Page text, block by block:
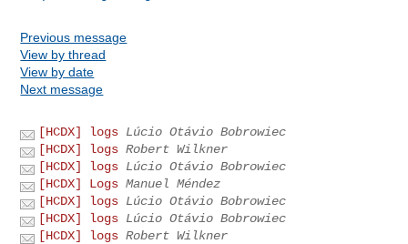
Previous message
View by thread
View by date
Next message
[HCDX] logs Lúcio Otávio Bobrowiec
[HCDX] logs Robert Wilkner
[HCDX] logs Lúcio Otávio Bobrowiec
[HCDX] Logs Manuel Méndez
[HCDX] logs Lúcio Otávio Bobrowiec
[HCDX] logs Lúcio Otávio Bobrowiec
[HCDX] logs Robert Wilkner